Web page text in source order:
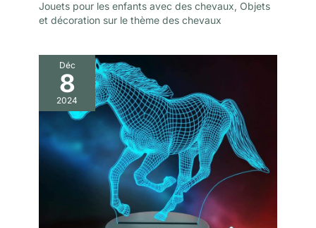
Jouets pour les enfants avec des chevaux, Objets
et décoration sur le thème des chevaux
Déc
8
2024